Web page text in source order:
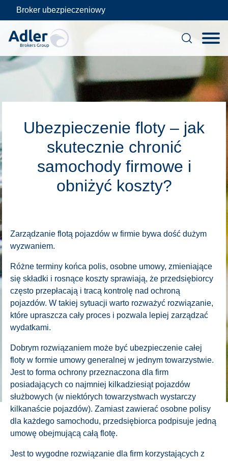
content
Broker ubezpieczeniowy
Ubezpieczenie floty – jak
skutecznie chronić
samochody firmowe i
obniżyć koszty?
Zarządzanie flotą pojazdów w firmie bywa dość dużym
wyzwaniem.
Różne terminy końca polis, osobne umowy, zmieniające
się składki i rosnące koszty sprawiają, że przedsiębiorcy
często przepłacają i tracą kontrolę nad ochroną
pojazdów. W takiej sytuacji warto rozważyć rozwiązanie,
które upraszcza cały proces i pozwala lepiej zarządzać
wydatkami.
Dobrym rozwiązaniem może być ubezpieczenie całej
floty w formie umowy generalnej w jednym towarzystwie.
Jest to forma ochrony przeznaczona dla firm
posiadających co najmniej kilkadziesiąt pojazdów
służbowych (w niektórych towarzystwach wystarczy
kilkanaście pojazdów). Zamiast zawierać osobne polisy
dla każdego samochodu, przedsiębiorca podpisuje jedną
umowę obejmującą całą flotę.
Jest to wygodne rozwiązanie dla firm korzystających z